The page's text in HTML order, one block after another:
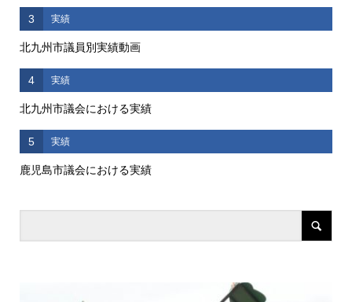
3 実績
北九州市議員別実績動画
4 実績
北九州市議会における実績
5 実績
鹿児島市議会における実績